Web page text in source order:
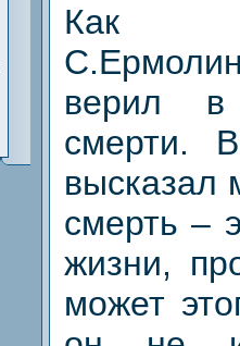
Как
верил
смерти.
высказал
смерть –
жизни,
может